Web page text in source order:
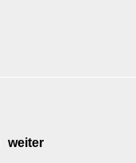
weiter